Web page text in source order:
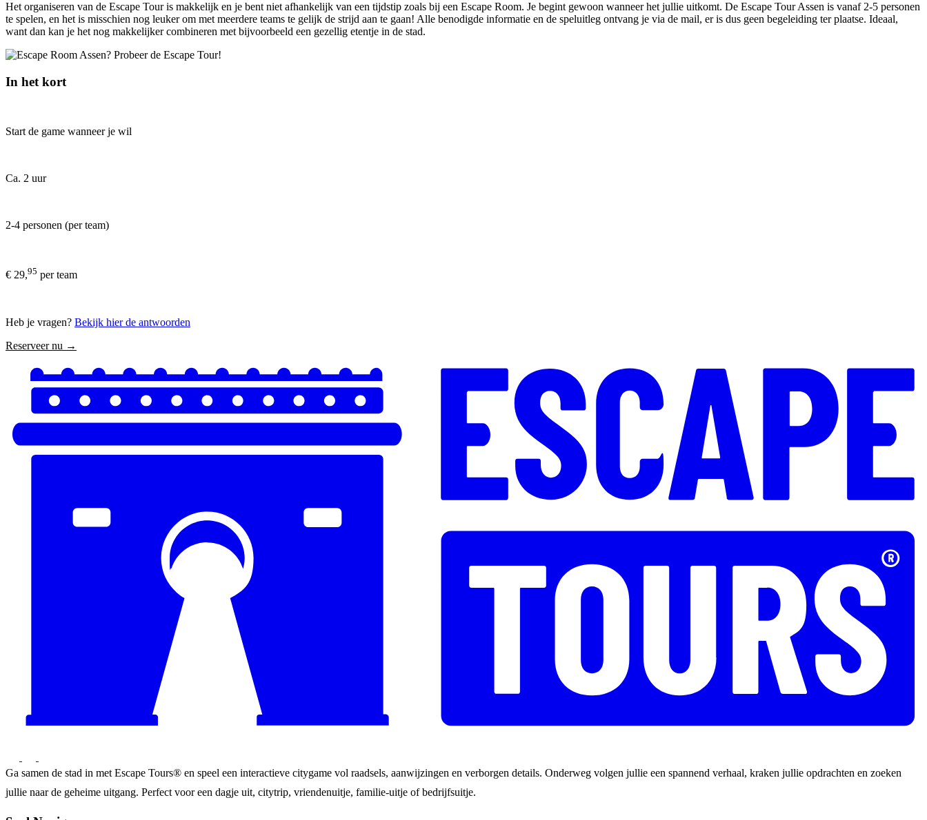
Het organiseren van de Escape Tour is makkelijk en je bent niet afhankelijk van een tijdstip zoals bij een Escape Room. Je begint gewoon wanneer het jullie uitkomt. De Escape Tour Assen is vanaf 2-5 personen
te spelen, en het is misschien nog leuker om met meerdere teams te gelijk de strijd aan te gaan! Alle benodigde informatie en de speluitleg ontvang je via de mail, er is dus geen begeleiding ter plaatse. Ideaal,
want dan kan je het nog makkelijker combineren met bijvoorbeeld een gezellig etentje in de stad.
In het kort
Start de game wanneer je wil
Ca. 2 uur
2-4 personen (per team)
€ 29,95 per team
Heb je vragen? Bekijk hier de antwoorden
Reserveer nu →
Ga samen de stad in met Escape Tours® en speel een interactieve citygame vol raadsels, aanwijzingen en verborgen details. Onderweg volgen jullie een spannend verhaal, kraken jullie opdrachten en zoeken
jullie naar de geheime uitgang. Perfect voor een dagje uit, citytrip, vriendenuitje, familie-uitje of bedrijfsuitje.